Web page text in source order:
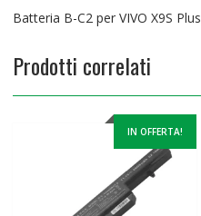
Batteria B-C2 per VIVO X9S Plus
Prodotti correlati
IN OFFERTA!